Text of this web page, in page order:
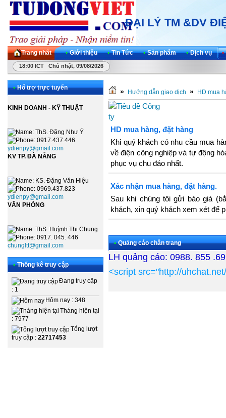
ĐẠI LÝ TM &DV
Trang nhất • Giới thiệu • Tin Tức • Sản phẩm • Dịch vụ •
18:00 ICT Chủ nhật, 09/08/2026
• Hổ trợ trực tuyến
KINH DOANH - KỸ THUẬT
: ThS. Đặng Như Ý
: 0917.437.446
ydienpy@gmail.com
KV TP. ĐÀ NẴNG
: KS. Đặng Văn Hiệu
: 0969.437.823
ydienpy@gmail.com
VĂN PHÒNG
: ThS. Huỳnh Thị Chung
: 0917. 045. 446
chungltt@gmail.com
• Thống kê truy cập
Đang truy cập
: 1
Hôm nay : 348
Tháng hiện tại
: 7977
Tổng lượt
truy cập : 22717453
» Hướng dẫn giao dịch » HD mua
HD mua hàng, đặt hàng
Khi quý khách có nhu cầu mua
về điện công nghiệp và tự động
phục vụ chu đáo nhất.
Xác nhận mua hàng, đặt hàng.
Sau khi chúng tôi gửi báo giá
khách, xin quý khách xem xét để
• Quảng cáo chân trang
LH quảng cáo: 0988. 855
<script src="http://